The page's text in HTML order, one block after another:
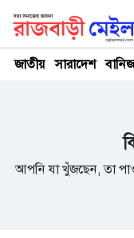
জাতীয় সারাদেশ
আপনি যা খুঁজছেন, তা